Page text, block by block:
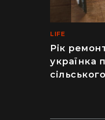
LIFE
Рік
українка
MEDINFO
Майже 2
салат – як